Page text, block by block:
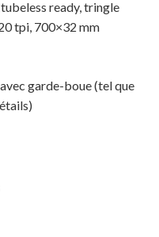
ready, tringle
tpi, 700×32 mm
garde-boue (tel que